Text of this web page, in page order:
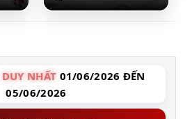
DUY NHẤT 01/06/2026 ĐẾN
05/06/2026